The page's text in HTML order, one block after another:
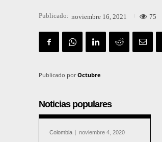
Publicado: noviembre 16, 2021 75
Publicado por Octubre
Noticias populares
Colombia noviembre 4, 2020